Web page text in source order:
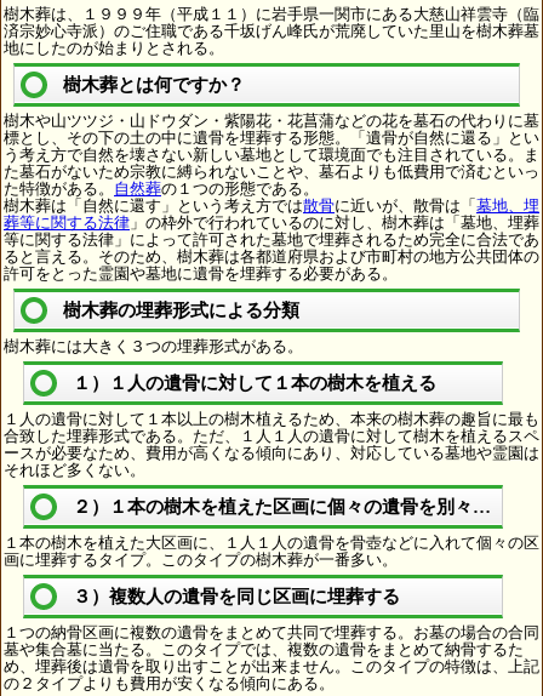
樹木葬は、１９９９年（平成１１）に岩手県一関市にある大慈山祥雲寺（臨
済宗妙心寺派）のご住職である千坂げん峰氏が荒廃していた里山を樹木葬墓
地にしたのが始まりとされる。
樹木葬とは何ですか？
樹木や山ツツジ・山ドウダン・紫陽花・花菖蒲などの花を墓石の代わりに墓
標とし、その下の土の中に遺骨を埋葬する形態。「遺骨が自然に還る」とい
う考え方で自然を壊さない新しい墓地として環境面でも注目されている。ま
た墓石がないため宗教に縛られないことや、墓石よりも低費用で済むといっ
た特徴がある。 自然葬の１つの形態である。
樹木葬は「自然に還す」という考え方では散骨に近いが、散骨は「 墓地、埋
葬等に関する法律 」の枠外で行われているのに対し、樹木葬は「墓地、埋葬
等に関する法律」によって許可された墓地で埋葬されるため完全に合法であ
ると言える。そのため、樹木葬は各都道府県および市町村の地方公共団体の
許可をとった霊園や墓地に遺骨を埋葬する必要がある。
樹木葬の埋葬形式による分類
樹木葬には大きく３つの埋葬形式がある。
１）１人の遺骨に対して１本の樹木を植える
１人の遺骨に対して１本以上の樹木植えるため、本来の樹木葬の趣旨に最も
合致した埋葬形式である。ただ、１人１人の遺骨に対して樹木を植えるスペ
ースが必要なため、費用が高くなる傾向にあり、対応している墓地や霊園は
それほど多くない。
２）１本の樹木を植えた区画に個々の遺骨を別々に埋葬
１本の樹木を植えた大区画に、１人１人の遺骨を骨壺などに入れて個々の区
画に埋葬するタイプ。このタイプの樹木葬が一番多い。
３）複数人の遺骨を同じ区画に埋葬する
１つの納骨区画に複数の遺骨をまとめて共同で埋葬する。お墓の場合の合同
墓や集合墓に当たる。このタイプでは、複数の遺骨をまとめて納骨するた
め、埋葬後は遺骨を取り出すことが出来ません。このタイプの特徴は、上記
の２タイプよりも費用が安くなる傾向にある。